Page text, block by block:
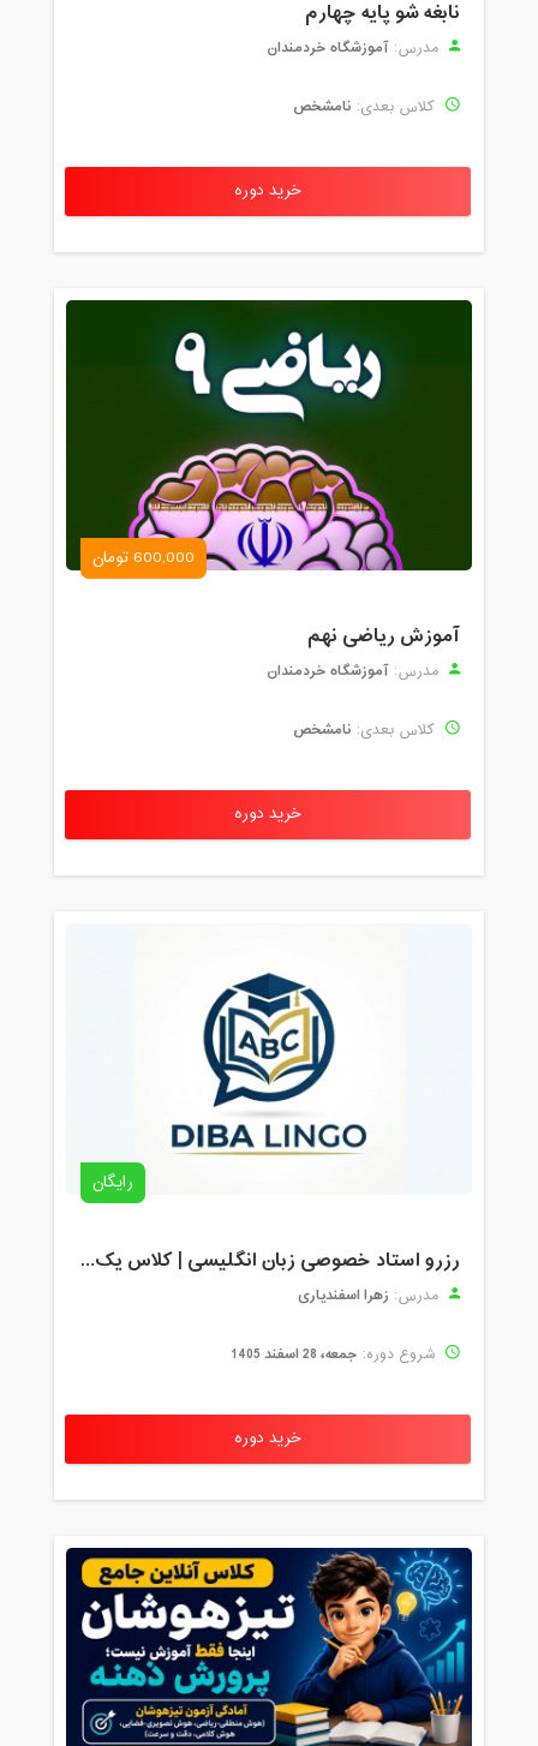
نابغه شو پایه چهارم
مدرس: آموزشگاه خردمندان
کلاس بعدی: نامشخص
خرید دوره
600,000 تومان
آموزش ریاضی نهم
مدرس: آموزشگاه خردمندان
کلاس بعدی: نامشخص
خرید دوره
رایگان
رزرو استاد خصوصی زبان انگلیسی | کلاس یک‌نفره با زهرا اسفندیاری + مشاوره رایگان
مدرس: زهرا اسفندیاری
شروع دوره: جمعه، 28 اسفند 1405
خرید دوره